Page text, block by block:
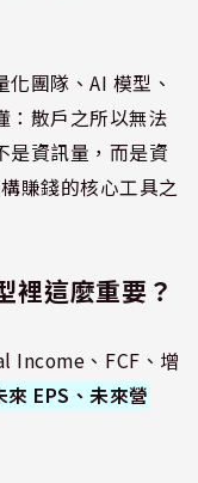
團隊、AI 模型、
：散戶之所以無法
是資訊量，而是資
賺錢的核心工具之
裡這麼重要？
Income、FCF、增
來 EPS、未來營